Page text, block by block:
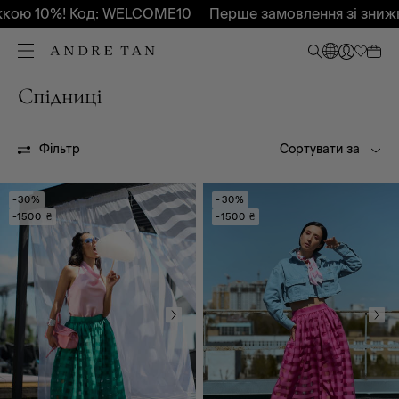
Код: WELCOME10 Перше замовлення зі
Спідниці
Фільтр
Всі
Осінь-Зима 2025
Осінь-Зима 2027Сортувати за
-30%
-1500 ₴
-30%
-1500 ₴